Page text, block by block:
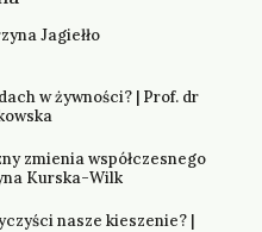
Jagiełło
w żywności? | Prof. dr
zmienia współczesnego
Kurska-Wilk
nasze kieszenie? |